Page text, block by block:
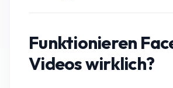
Funktionieren
Videos wirklich?